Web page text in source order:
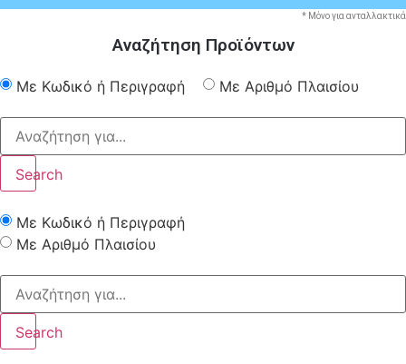
* Μόνο για ανταλλακτικά
Αναζήτηση Προϊόντων
Με Κωδικό ή Περιγραφή Με Αριθμό Πλαισίου
Search
Με Κωδικό ή Περιγραφή
Με Αριθμό Πλαισίου
Search